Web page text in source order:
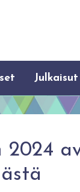
Julkaisut
2024